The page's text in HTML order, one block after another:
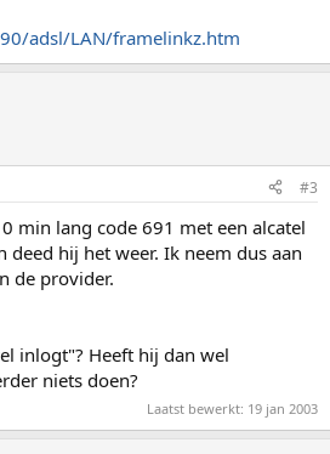
adsl/LAN/framelinkz.htm
#3
min lang code 691 met een alcatel
hij het weer. Ik neem dus aan
de provider.
inlogt"? Heeft hij dan wel
niets doen?
Laatst bewerkt: 19 jan 2003